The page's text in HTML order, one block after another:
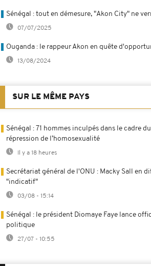
Sénégal : tout en démesure, "Akon City" ne
07/07/2025
Ouganda : le rappeur Akon en quête
13/08/2024
SUR LE MÊME PAYS
Sénégal : 71 hommes inculpés dans le cadre
répression de l’homosexualité
Il y a 18 heures
Secrétariat général de l'ONU : Macky Sall en
"indicatif"
03/08 - 15:14
Sénégal : le président Diomaye Faye lance
politique
27/07 - 10:55